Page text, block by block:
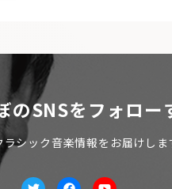
のSNSをフォロー
ラシック音楽情報をお届けしま